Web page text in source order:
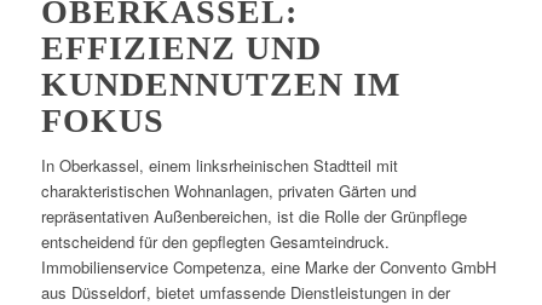
OBERKASSEL:
EFFIZIENZ UND
KUNDENNUTZEN IM
FOKUS
In Oberkassel, einem linksrheinischen Stadtteil mit
charakteristischen Wohnanlagen, privaten Gärten und
repräsentativen Außenbereichen, ist die Rolle der Grünpflege
entscheidend für den gepflegten Gesamteindruck.
Immobilienservice Competenza, eine Marke der Convento GmbH
aus Düsseldorf, bietet umfassende Dienstleistungen in der